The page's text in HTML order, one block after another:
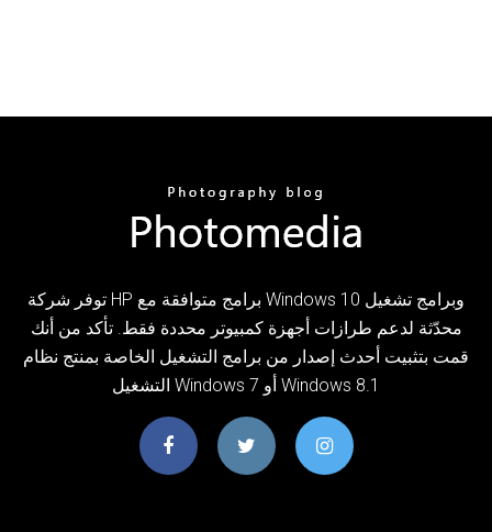
توفر شركة HP برامج متوافقة مع Windows 10 وبرامج تشغيل
محدّثة لدعم طرازات أجهزة كمبيوتر محددة فقط. تأكد من أنك
قمت بتثبيت أحدث إصدار من برامج التشغيل الخاصة بمنتج نظام
التشغيل Windows 7 أو Windows 8.1